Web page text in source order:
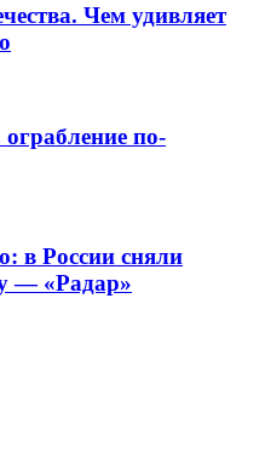
Чем удивляет
по-
в России сняли
— «Радар»